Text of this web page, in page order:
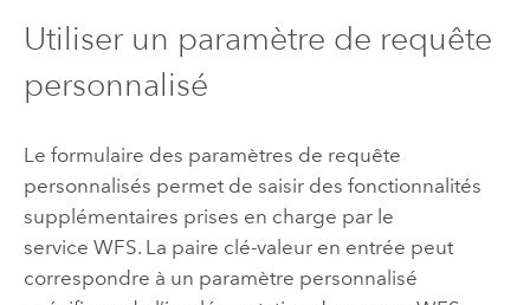
Utiliser un paramètre de requête
personnalisé
Le formulaire des paramètres de requête
personnalisés permet de saisir des fonctionnalités
supplémentaires prises en charge par le
service WFS. La paire clé-valeur en entrée peut
correspondre à un paramètre personnalisé